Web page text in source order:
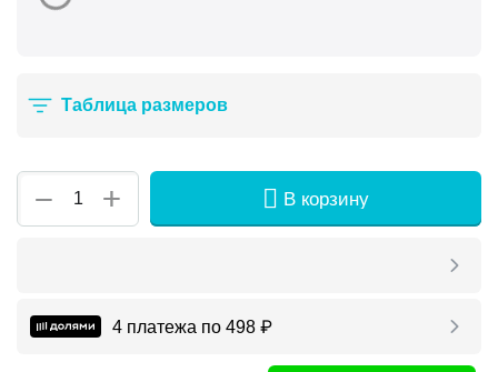
Таблица размеров
+
− В корзину
4 платежа по 498 ₽